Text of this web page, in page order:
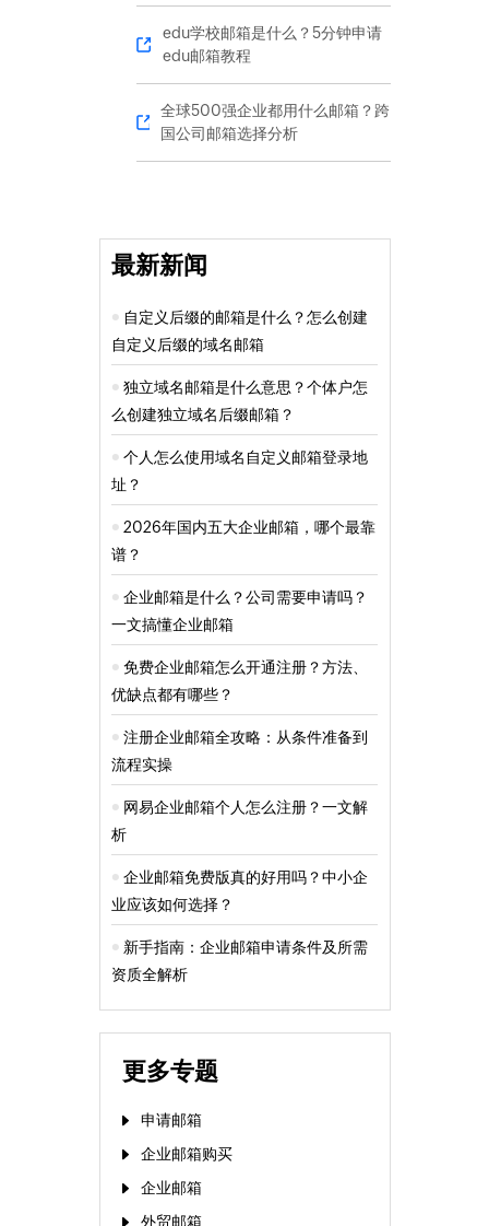
edu学校邮箱是什么？5分钟申请
edu邮箱教程
全球500强企业都用什么邮箱？跨
国公司邮箱选择分析
最新新闻
自定义后缀的邮箱是什么？怎么创建
自定义后缀的域名邮箱
独立域名邮箱是什么意思？个体户怎
么创建独立域名后缀邮箱？
个人怎么使用域名自定义邮箱登录地
址？
2026年国内五大企业邮箱，哪个最靠
谱？
企业邮箱是什么？公司需要申请吗？
一文搞懂企业邮箱
免费企业邮箱怎么开通注册？方法、
优缺点都有哪些？
注册企业邮箱全攻略：从条件准备到
流程实操
网易企业邮箱个人怎么注册？一文解
析
企业邮箱免费版真的好用吗？中小企
业应该如何选择？
新手指南：企业邮箱申请条件及所需
资质全解析
更多专题
申请邮箱
企业邮箱购买
企业邮箱
外贸邮箱